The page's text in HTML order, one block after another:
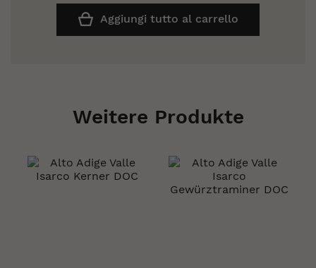
Aggiungi tutto al carrello
Weitere Produkte